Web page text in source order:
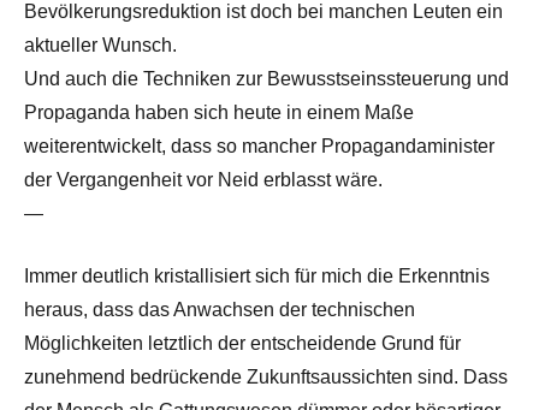
Bevölkerungsreduktion ist doch bei manchen Leuten ein
aktueller Wunsch.
Und auch die Techniken zur Bewusstseinssteuerung und
Propaganda haben sich heute in einem Maße
weiterentwickelt, dass so mancher Propagandaminister
der Vergangenheit vor Neid erblasst wäre.
—
Immer deutlich kristallisiert sich für mich die Erkenntnis
heraus, dass das Anwachsen der technischen
Möglichkeiten letztlich der entscheidende Grund für
zunehmend bedrückende Zukunftsaussichten sind. Dass